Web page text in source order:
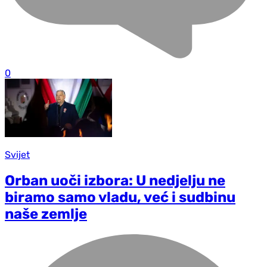
0
Svijet
Orban uoči izbora: U nedjelju ne
biramo samo vladu, već i sudbinu
naše zemlje